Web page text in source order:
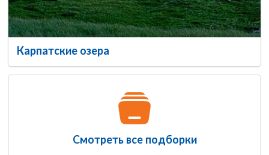
Карпатские озера
Смотреть все подборки